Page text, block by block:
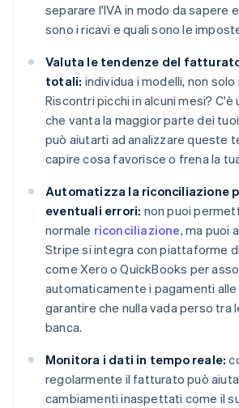
separare l'IVA in modo da sapere
sono i ricavi e quali sono le
Valuta le tendenze del
totali: individua i modelli, non
Riscontri picchi in alcuni mesi?
che vanta la maggior parte dei
può aiutarti ad analizzare queste
capire cosa favorisce o frena la
Automatizza la riconciliazione
eventuali errori: non puoi
normale riconciliazione, ma puoi
Stripe si integra con piattaforme
come Xero o QuickBooks per
automaticamente i pagamenti
garantire che nulla vada perso tra
banca.
Monitora i dati in tempo reale:
regolarmente il fatturato può
cambiamenti inaspettati come il